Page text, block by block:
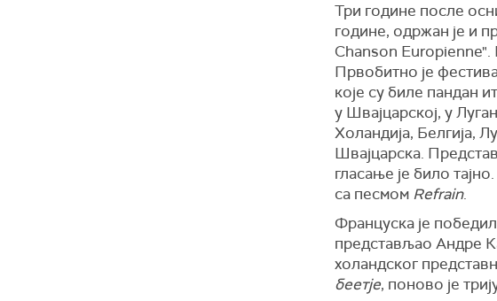
Три године после
године, одржан је и
Chanson
Првобитно је
које су биле пандан
у Швајцарској, у
Холандија, Белгија,
Швајцарска.
гласање је било
са песмом Refrain.
Француска је
представљао Андре
холандског
беетје, поново је